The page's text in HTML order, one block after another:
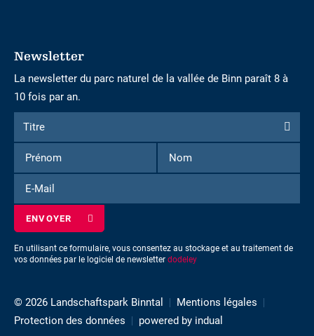
Newsletter
La newsletter du parc naturel de la vallée de Binn paraît 8 à
10 fois par an.
Formulaire
d'inscription
la
newsletter
Titre
Titre
Prénom
Nom
Mail
En utilisant ce formulaire, vous consentez au stockage et au traitement de
vos données par le logiciel de newsletter dodeley
© 2026 Landschaftspark Binntal
Mentions légales
Protection des données
powered by indual